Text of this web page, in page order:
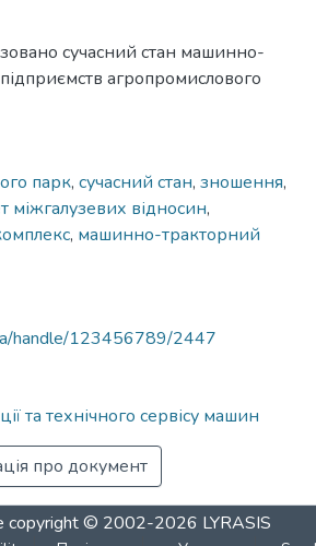
сучасний стан машинно-
агропромислового
парк, сучасний стан, зношення,
міжгалузевих відносин,
, машинно-тракторний
handle/123456789/2447
та технічного сервісу машин
про документ
copyright © 2002-2026 LYRASIS